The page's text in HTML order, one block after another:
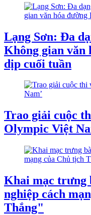
Lạng Sơn: Đa
Không gian văn
dịp cuối tuần
Trao giải cuộc
Olympic Việt
Khai mạc trưng
nghiệp cách
Thắng"